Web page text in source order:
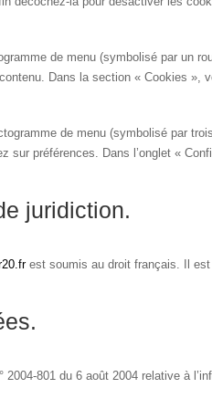
de menu (symbolisé par un
Dans la section « Cookies »,
de menu (symbolisé par
préférences. Dans l’onglet «
juridiction.
est soumis au droit français. Il est
801 du 6 août 2004 relative à